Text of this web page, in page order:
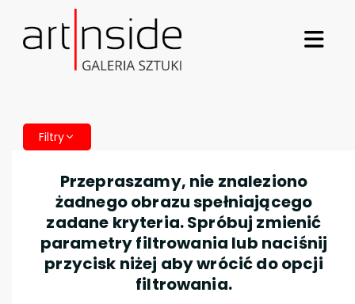
Filtry
Przepraszamy, nie znaleziono
żadnego obrazu spełniającego
zadane kryteria. Spróbuj zmienić
parametry filtrowania lub naciśnij
przycisk niżej aby wrócić do opcji
filtrowania.